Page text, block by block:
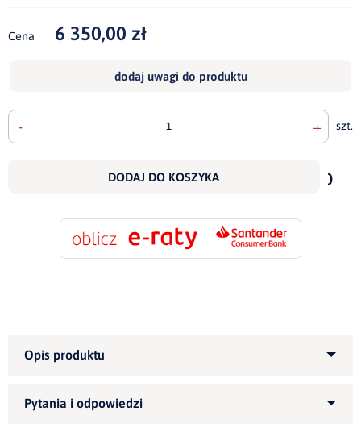
Cena 6 350,00 zł
dodaj uwagi do produktu
- + szt.
DODAJ DO KOSZYKA
do